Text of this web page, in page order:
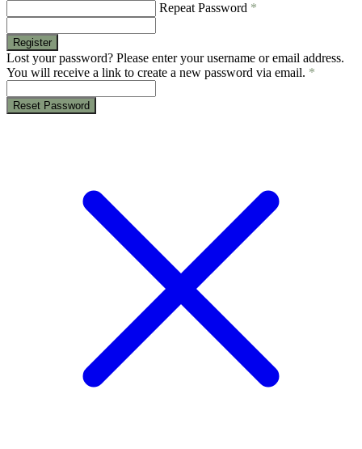
Repeat Password *
Register
Lost your password? Please enter your username or email address.
You will receive a link to create a new password via email. *
Reset Password